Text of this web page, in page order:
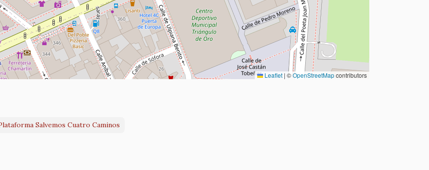
Leaflet | ©OpenStreetMapcontributors
Salvemos Cuatro Caminos